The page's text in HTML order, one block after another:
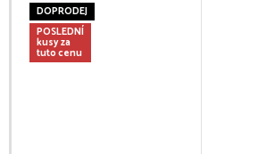
DOPRODEJ
POSLEDNÍ
kusy za
tuto cenu